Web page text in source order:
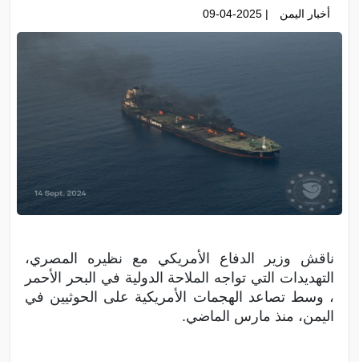
أخبار اليمن | 09-04-2025
ناقش وزير الدفاع الأمريكي مع نظيره المصري،
التهديدات التي تواجه الملاحة الدولية في البحر الأحمر
، وسط تصاعد الهجمات الأمريكية على الحوثيين في
اليمن، منذ مارس الماضي.